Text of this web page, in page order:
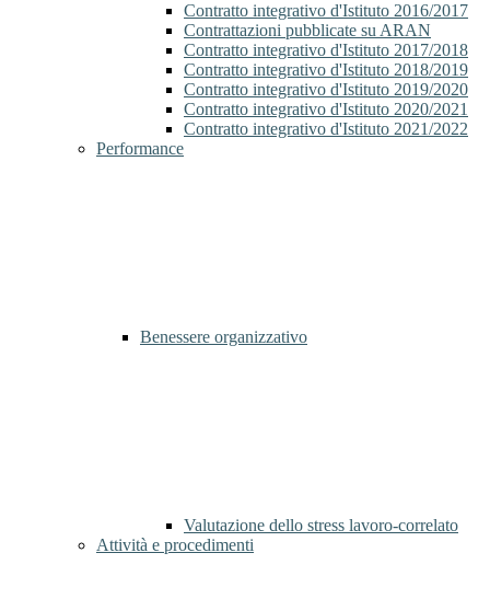
Contratto integrativo d'Istituto 2016/2017
Contrattazioni pubblicate su ARAN
Contratto integrativo d'Istituto 2017/2018
Contratto integrativo d'Istituto 2018/2019
Contratto integrativo d'Istituto 2019/2020
Contratto integrativo d'Istituto 2020/2021
Contratto integrativo d'Istituto 2021/2022
Performance
Benessere organizzativo
Valutazione dello stress lavoro-correlato
Attività e procedimenti